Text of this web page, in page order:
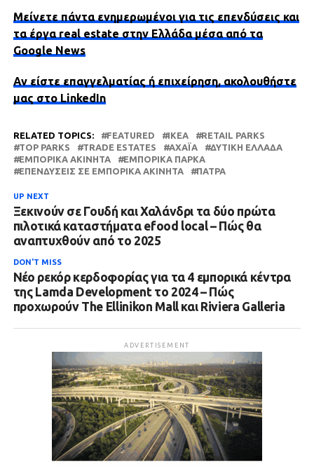
Μείνετε πάντα ενημερωμένοι για τις επενδύσεις και
τα έργα real estate στην Ελλάδα μέσα από τα
Google News
Αν είστε επαγγελματίας ή επιχείρηση, ακολουθήστε
μας στο LinkedIn
RELATED TOPICS: FEATURED IKEA
RETAIL PARKS
TOP PARKS
TRADE ESTATES ΑΧΑΪ́Α
ΔΥΤΙΚΗ ΕΛΛΑΔΑ
ΕΜΠΟΡΙΚΆ ΑΚΊΝΗΤΑ
ΕΜΠΟΡΙΚΆ ΠΆΡΚΑ
ΕΠΕΝΔΎΣΕΙΣ ΣΕ ΕΜΠΟΡΙΚΆ ΑΚΊΝΗΤΑ
ΠΆΤΡΑ
UP NEXT
Ξεκινούν σε Γουδή και Χαλάνδρι τα δύο πρώτα
πιλοτικά καταστήματα efood local – Πώς θα
αναπτυχθούν από το 2025
DON'T MISS
Νέο ρεκόρ κερδοφορίας για τα 4 εμπορικά κέντρα
της Lamda Development το 2024 – Πώς
προχωρούν The Ellinikon Mall και Riviera Galleria
ADVERTISEMENT